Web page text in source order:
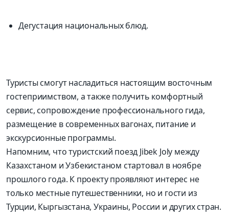
Дегустация национальных блюд.
Туристы смогут насладиться настоящим восточным
гостеприимством, а также получить комфортный
сервис, сопровождение профессионального гида,
размещение в современных вагонах, питание и
экскурсионные программы.
Напомним, что туристский поезд Jibek Joly между
Казахстаном и Узбекистаном стартовал в ноябре
прошлого года. К проекту проявляют интерес не
только местные путешественники, но и гости из
Турции, Кыргызстана, Украины, России и других стран.